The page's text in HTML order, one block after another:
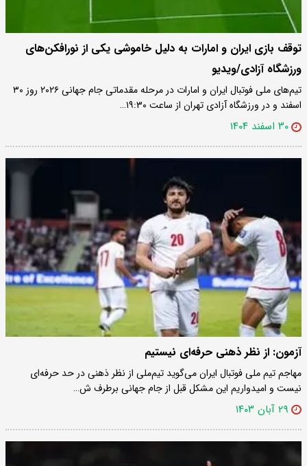
توقف بازی ایران و امارات به دلیل خاموشی یکی از نورافکن‌های
ورزشگاه آزادی/ویدیو
تیم‌های ملی فوتبال ایران و امارات در مرحله مقدماتی جام جهانی ۲۰۲۶ روز ۳۰
اسفند و در ورزشگاه آزادی تهران از ساعت ۱۹:۳۰…
۳۰ اسفند ۱۴۰۴
آزمون: از نظر ذهنی حرفه‌ای نیستیم
مهاجم تیم ملی فوتبال ایران می‌گوید تیم‌ملی از نظر ذهنی در حد حرفه‌ای
نیست و امیدواریم این مشکل قبل از جام جهانی برطرف ش…
۲۹ آبان ۱۴۰۳